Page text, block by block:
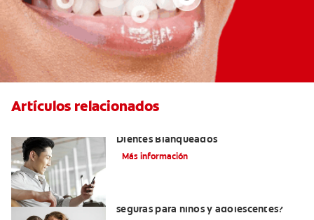
Artículos relacionados
Dientes Blanqueados
Más información
seguras para niños y adolescentes?